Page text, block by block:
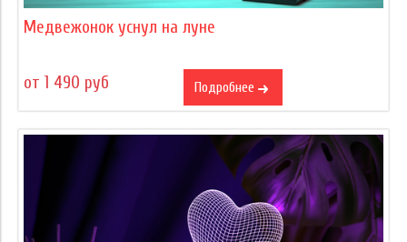
Медвежонок уснул на луне
от 1 490 руб Подробнее